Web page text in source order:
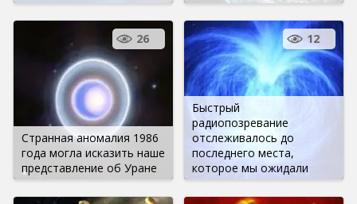
Странная аномалия 1986
года могла исказить наше
представление об Уране
26
Быстрый
радиопозревание
отслеживалось до
последнего места,
которое мы ожидали
12